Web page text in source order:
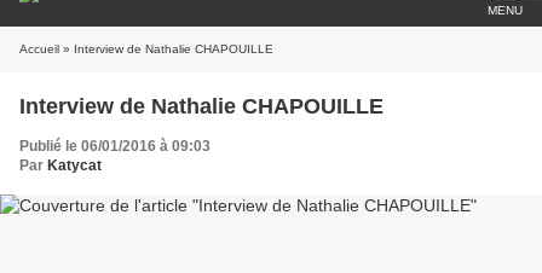
MENU
Accueil » Interview de Nathalie CHAPOUILLE
Interview de Nathalie CHAPOUILLE
Publié le 06/01/2016 à 09:03
Par Katycat